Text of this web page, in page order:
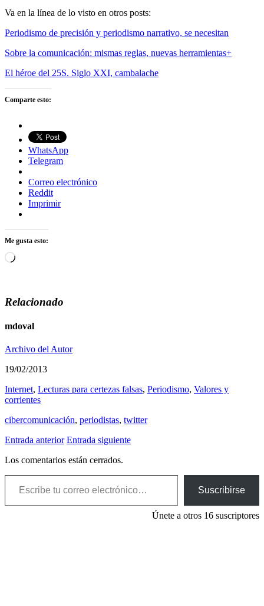
Va en la línea de lo visto en otros posts:
Periodismo de precisión y periodismo narrativo, se necesitan
Sobre la comunicación: mismas reglas, nuevas herramientas+
El héroe del 25S. Siglo XXI, cambalache
Comparte esto:
WhatsApp
Telegram
Correo electrónico
Reddit
Imprimir
Me gusta esto:
Cargando...
Relacionado
mdoval
Archivo del Autor
19/02/2013
Internet, Lecturas para certezas falsas, Periodismo, Valores y
corrientes
cibercomunicación, periodistas, twitter
Entrada anterior Entrada siguiente
Los comentarios están cerrados.
Escribe tu correo electrónico…
Suscribirse
Únete a otros 16 suscriptores